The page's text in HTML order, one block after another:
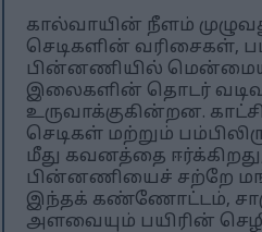
கால்வாயின் நீளம்
செடிகளின் வரிசைகள்,
பின்னணியில்
இலைகளின் தொடர்
உருவாக்குகின்றன.
செடிகள் மற்றும்
மீது கவனத்தை
பின்னணியைச் சற்றே
இந்தக் கண்ணோட்டம்,
அளவையும் பயிரின்